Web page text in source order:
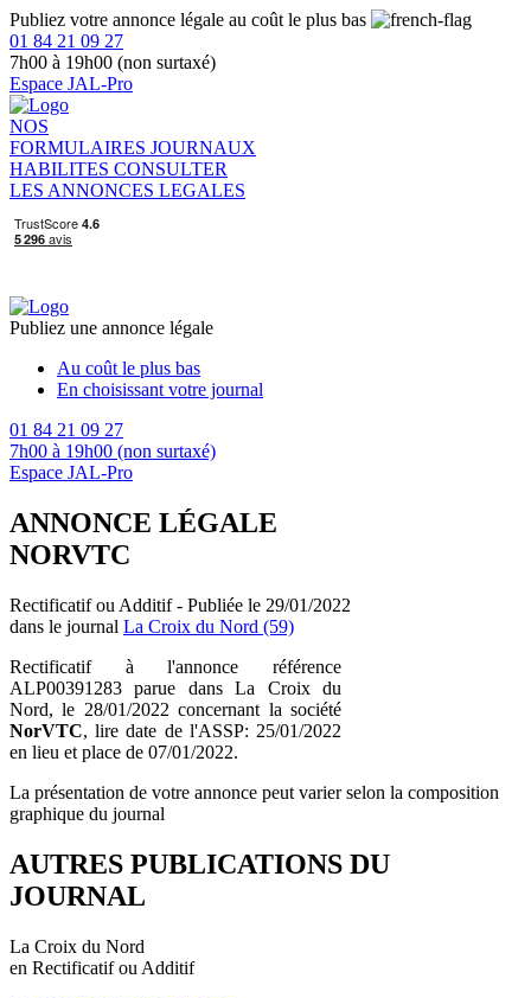
Publiez votre annonce légale au coût le plus bas
01 84 21 09 27
7h00 à 19h00 (non surtaxé)
Espace JAL-Pro
NOS
FORMULAIRES JOURNAUX
HABILITES CONSULTER
LES ANNONCES LEGALES
Publiez une annonce légale
Au coût le plus bas
En choisissant votre journal
01 84 21 09 27
7h00 à 19h00 (non surtaxé)
Espace JAL-Pro
ANNONCE LÉGALE
NORVTC
Rectificatif ou Additif - Publiée le 29/01/2022
dans le journal La Croix du Nord (59)
Rectificatif à l'annonce référence
ALP00391283 parue dans La Croix du
Nord, le 28/01/2022 concernant la société
NorVTC, lire date de l'ASSP: 25/01/2022
en lieu et place de 07/01/2022.
La présentation de votre annonce peut varier selon la composition
graphique du journal
AUTRES PUBLICATIONS DU
JOURNAL
La Croix du Nord
en Rectificatif ou Additif